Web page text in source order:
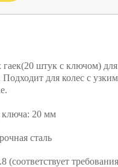
штук с ключом)
Подходит для колес с
20 мм
сталь
(соответствует